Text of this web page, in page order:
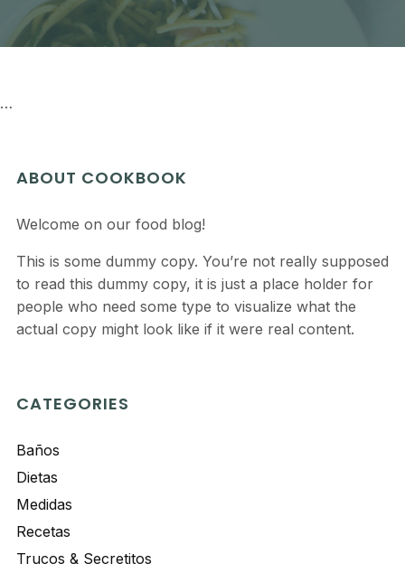
…
ABOUT COOKBOOK
Welcome on our food blog!
This is some dummy copy. You’re not really supposed
to read this dummy copy, it is just a place holder for
people who need some type to visualize what the
actual copy might look like if it were real content.
CATEGORIES
Baños
Dietas
Medidas
Recetas
Trucos & Secretitos